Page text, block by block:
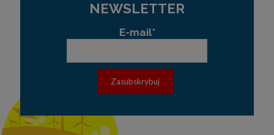
NEWSLETTER
E-mail*